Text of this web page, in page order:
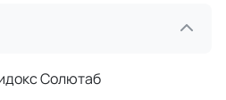
Солютаб